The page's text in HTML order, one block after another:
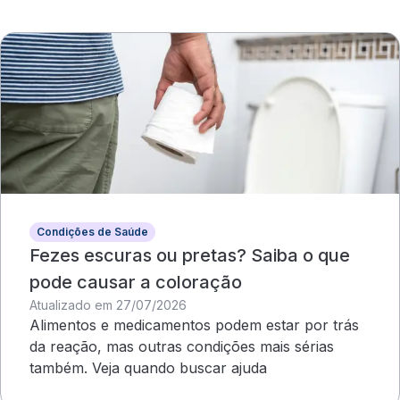
Condições de Saúde
Fezes escuras ou pretas? Saiba o que
pode causar a coloração
Atualizado em 27/07/2026
Alimentos e medicamentos podem estar por trás
da reação, mas outras condições mais sérias
também. Veja quando buscar ajuda